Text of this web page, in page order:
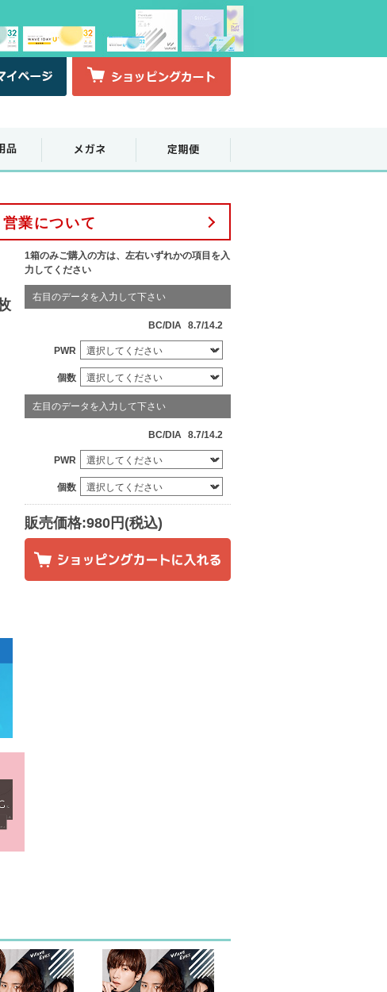
業について
1箱のみご購入の方は、左右いずれかの項目を入
力してください
右目のデータを入力して下さい
BC/DIA 8.7/14.2
PWR
個数
左目のデータを入力して下さい
BC/DIA 8.7/14.2
PWR
個数
販売価格:980円(税込)